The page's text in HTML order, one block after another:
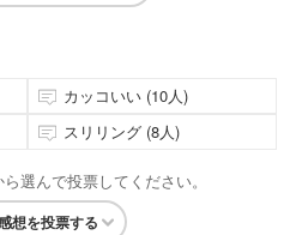
カッコいい (10人)
スリリング (8人)
選んで投票してください。
想を投票する